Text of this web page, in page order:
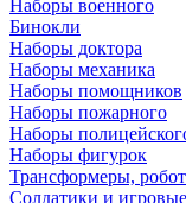
Наборы военного
Бинокли
Наборы доктора
Наборы механика
Наборы помощников
Наборы пожарного
Наборы
Наборы фигурок
Трансформеры,
Солдатики и